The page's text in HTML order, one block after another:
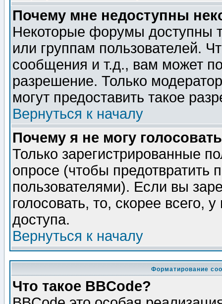
Почему мне недоступны
Некоторые форумы доступны
или группам пользователей.
сообщения и т.д., вам может
разрешение. Только
могут предоставить такое
Вернуться к началу
Почему я не могу
Только зарегистрированные
опросе (чтобы предотвратить
пользователями). Если вы
голосовать, то, скорее всего,
доступа.
Вернуться к началу
Форматирование
Что такое BBCode?